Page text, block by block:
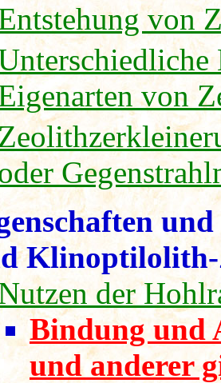
von
von
der
Bindung und
und anderer